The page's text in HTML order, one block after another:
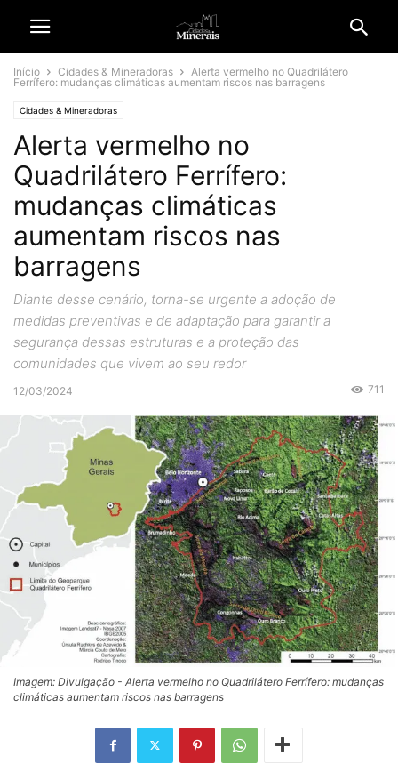
Início Cidades & Mineradoras
Alerta vermelho no Quadrilátero
Ferrífero: mudanças climáticas aumentam riscos nas barragens
Cidades & Mineradoras
Alerta vermelho no
Quadrilátero Ferrífero:
mudanças climáticas
aumentam riscos nas
barragens
Diante desse cenário, torna-se urgente a adoção de
medidas preventivas e de adaptação para garantir a
segurança dessas estruturas e a proteção das
comunidades que vivem ao seu redor
12/03/2024 711
Imagem: Divulgação - Alerta vermelho no Quadrilátero Ferrífero: mudanças
climáticas aumentam riscos nas barragens